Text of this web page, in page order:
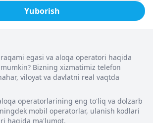
Yuborish
egasi va aloqa operatori haqida
Bizning xizmatimiz telefon
viloyat va davlatni real vaqtda
operatorlarining eng to'liq va dolzarb
mobil operatorlar, ulanish kodlari
haqida ma'lumot.